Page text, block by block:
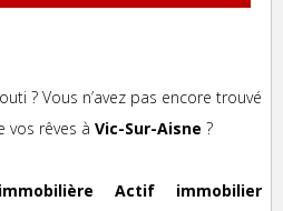
? Vous n’avez pas encore trouvé
vos rêves à Vic-Sur-Aisne ?
Actif immobilier